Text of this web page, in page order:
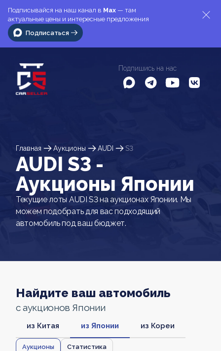
Подписывайся на наш канал в Max — там
актуальные цены и интересные предложения
Подписаться
Подпишись на нас
Главная Аукционы AUDI S3
AUDI S3 -
Аукционы Японии
Текущие лоты AUDI S3 на аукционах Японии. Мы
можем подобрать для вас подходящий
автомобиль под ваш бюджет.
Найдите ваш автомобиль
с аукционов Японии
из Китая из Японии из Кореи
Аукционы Статистика